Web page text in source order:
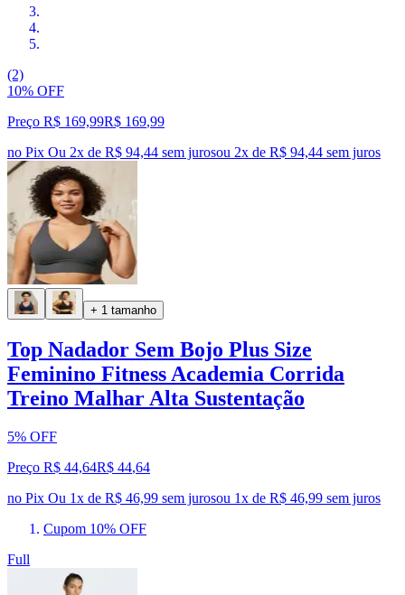
(2)
10% OFF
Preço R$ 169,99R$ 169,99
no Pix Ou 2x de R$ 94,44 sem jurosou 2x de R$ 94,44 sem juros
+ 1 tamanho
Top Nadador Sem Bojo Plus Size
Feminino Fitness Academia Corrida
Treino Malhar Alta Sustentação
5% OFF
Preço R$ 44,64R$ 44,64
no Pix Ou 1x de R$ 46,99 sem jurosou 1x de R$ 46,99 sem juros
Cupom 10% OFF
Full